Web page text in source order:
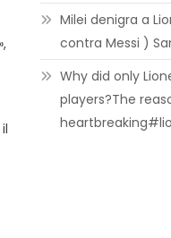
Milei denigra a
contra Messi )
Why did only
players?The